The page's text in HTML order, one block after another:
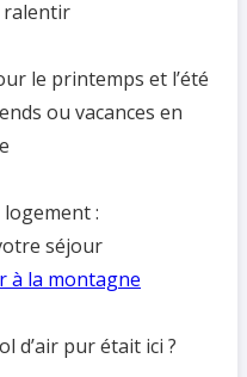
le printemps et l’été
ou vacances en
:
séjour
à la montagne
d’air pur était ici ?